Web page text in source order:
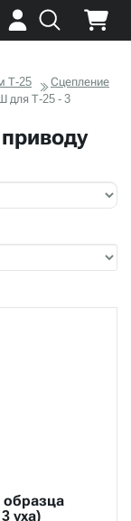
Т-25
Сцепление
для Т-25 - 3
образца
уха)